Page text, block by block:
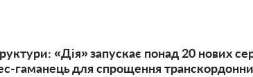
«Дія» запускає понад 20 нових
гаманець для спрощення